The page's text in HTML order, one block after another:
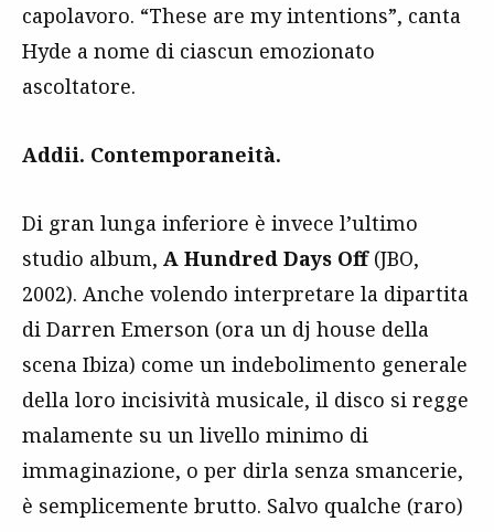
capolavoro. “These are my intentions”, canta
Hyde a nome di ciascun emozionato
ascoltatore.
Addii. Contemporaneità.
Di gran lunga inferiore è invece l’ultimo
studio album, A Hundred Days Off(JBO,
2002). Anche volendo interpretare la dipartita
di Darren Emerson (ora un dj house della
scena Ibiza) come un indebolimento generale
della loro incisività musicale, il disco si regge
malamente su un livello minimo di
immaginazione, o per dirla senza smancerie,
è semplicemente brutto. Salvo qualche (raro)